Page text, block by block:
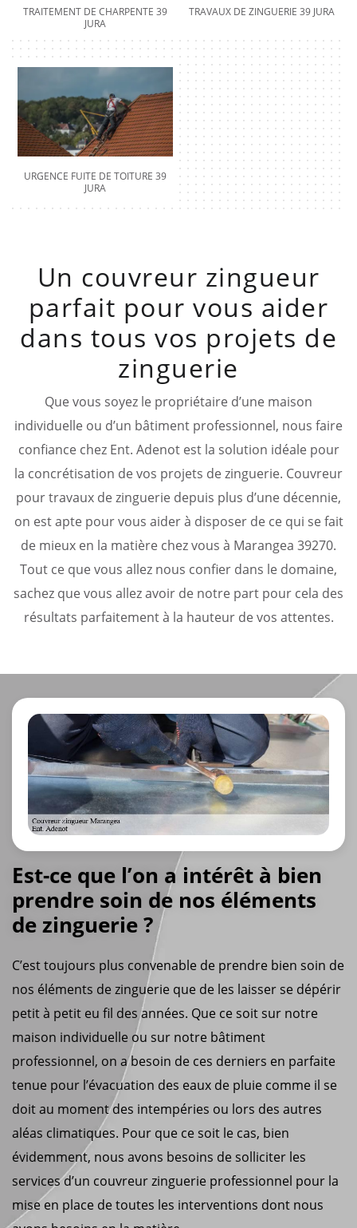
TRAITEMENT DE CHARPENTE 39
JURA
TRAVAUX DE ZINGUERIE 39 JURA
URGENCE FUITE DE TOITURE 39
JURA
Un couvreur zingueur
parfait pour vous aider
dans tous vos projets de
zinguerie
Que vous soyez le propriétaire d’une maison
individuelle ou d’un bâtiment professionnel, nous faire
confiance chez Ent. Adenot est la solution idéale pour
la concrétisation de vos projets de zinguerie. Couvreur
pour travaux de zinguerie depuis plus d’une décennie,
on est apte pour vous aider à disposer de ce qui se fait
de mieux en la matière chez vous à Marangea 39270.
Tout ce que vous allez nous confier dans le domaine,
sachez que vous allez avoir de notre part pour cela des
résultats parfaitement à la hauteur de vos attentes.
Est-ce que l’on a intérêt à bien
prendre soin de nos éléments
de zinguerie ?
C’est toujours plus convenable de prendre bien soin de
nos éléments de zinguerie que de les laisser se dépérir
petit à petit eu fil des années. Que ce soit sur notre
maison individuelle ou sur notre bâtiment
professionnel, on a besoin de ces derniers en parfaite
tenue pour l’évacuation des eaux de pluie comme il se
doit au moment des intempéries ou lors des autres
aléas climatiques. Pour que ce soit le cas, bien
évidemment, nous avons besoins de solliciter les
services d’un couvreur zinguerie professionnel pour la
mise en place de toutes les interventions dont nous